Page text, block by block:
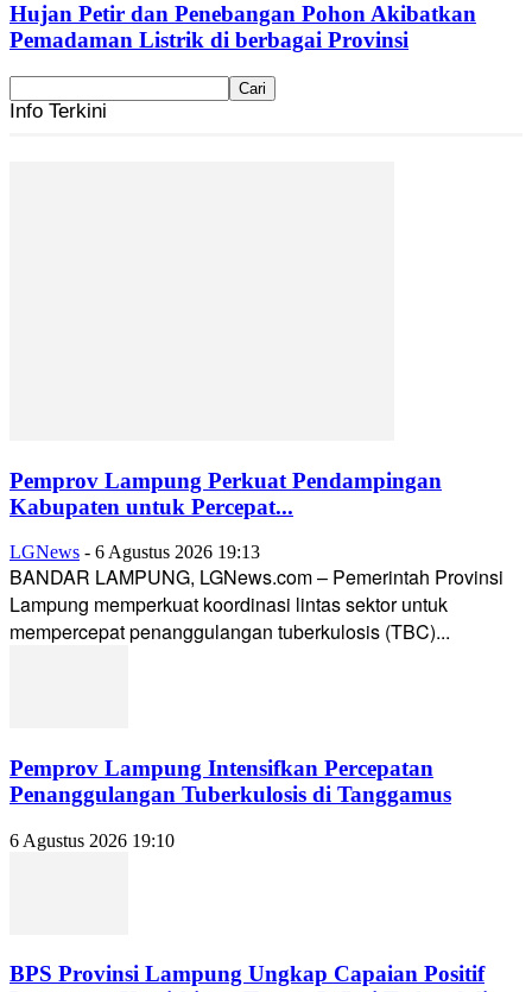
Hujan Petir dan Penebangan Pohon Akibatkan
Pemadaman Listrik di berbagai Provinsi
Info Terkini
Pemprov Lampung Perkuat Pendampingan
Kabupaten untuk Percepat...
LGNews - 6 Agustus 2026 19:13
BANDAR LAMPUNG, LGNews.com – Pemerintah Provinsi
Lampung memperkuat koordinasi lintas sektor untuk
mempercepat penanggulangan tuberkulosis (TBC)...
Pemprov Lampung Intensifkan Percepatan
Penanggulangan Tuberkulosis di Tanggamus
6 Agustus 2026 19:10
BPS Provinsi Lampung Ungkap Capaian Positif